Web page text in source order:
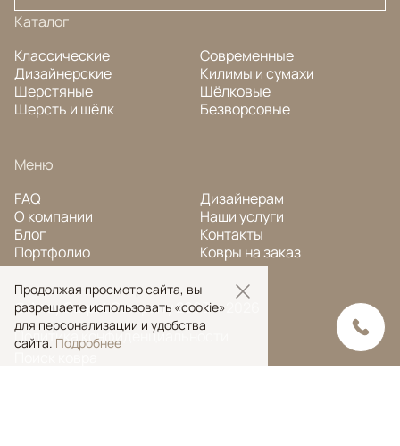
Каталог
Классические
Дизайнерские
Шерстяные
Шерсть и шёлк
Современные
Килимы и сумахи
Шёлковые
Безворсовые
Меню
FAQ
О компании
Блог
Портфолио
Дизайнерам
Наши услуги
Контакты
Ковры на заказ
© Ansy Carpet Company 2005 — 2026
Политика конфиденциальности
Поиск ковра
Продолжая просмотр сайта, вы
разрешаете использовать «cookie»
для персонализации и удобства
сайта. Подробнее